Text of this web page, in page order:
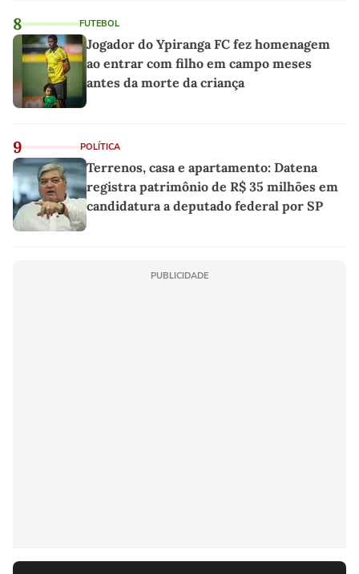
8 FUTEBOL
Jogador do Ypiranga FC fez homenagem
ao entrar com filho em campo meses
antes da morte da criança
9 POLÍTICA
Terrenos, casa e apartamento: Datena
registra patrimônio de R$ 35 milhões em
candidatura a deputado federal por SP
PUBLICIDADE